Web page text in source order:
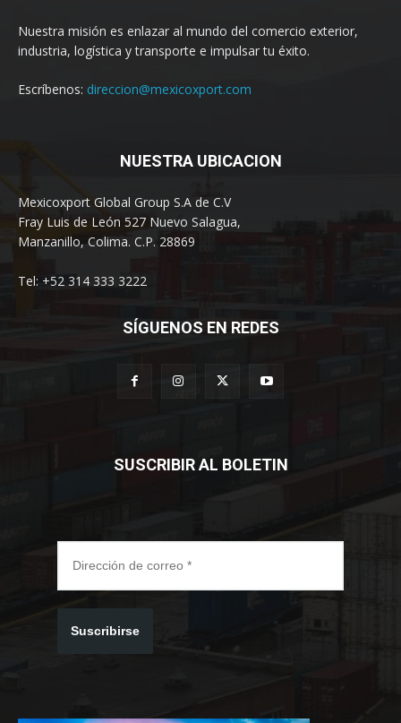
Nuestra misión es enlazar al mundo del comercio exterior,
industria, logística y transporte e impulsar tu éxito.
Escríbenos: direccion@mexicoxport.com
NUESTRA UBICACION
Mexicoxport Global Group S.A de C.V
Fray Luis de León 527 Nuevo Salagua,
Manzanillo, Colima. C.P. 28869
Tel: +52 314 333 3222
SÍGUENOS EN REDES
SUSCRIBIR AL BOLETIN
Suscribirse